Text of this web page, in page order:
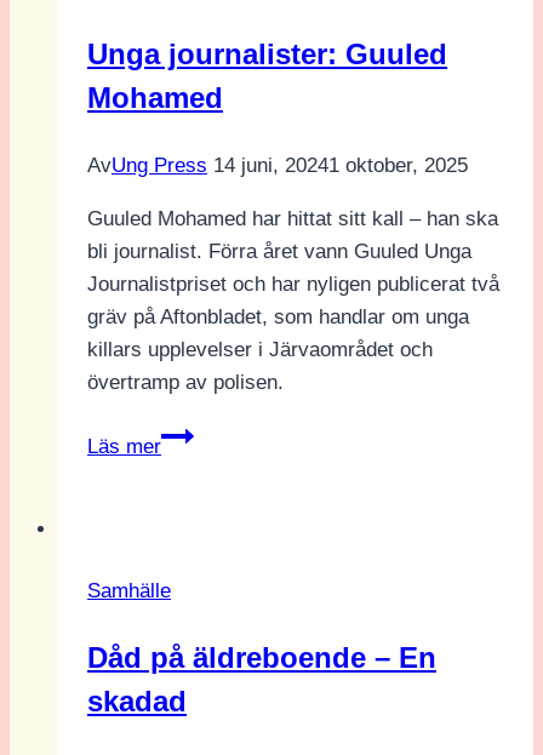
Unga journalister: Guuled
Mohamed
AvUng Press 14 juni, 20241 oktober, 2025
Guuled Mohamed har hittat sitt kall – han ska
bli journalist. Förra året vann Guuled Unga
Journalistpriset och har nyligen publicerat två
gräv på Aftonbladet, som handlar om unga
killars upplevelser i Järvaområdet och
övertramp av polisen.
Läs mer
Unga
Samhälle
Dåd på äldreboende – En
skadad